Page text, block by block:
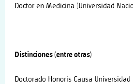
Doctor en Medicina (Universidad
Distinciones (entre otras)
Doctorado Honoris Causa